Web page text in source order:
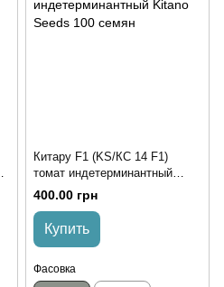
Китару F1 (KS/КС 14 F1)
томат индетерминантный
Kitano Seeds 100 семян
400.00 грн
Купить
Фасовка